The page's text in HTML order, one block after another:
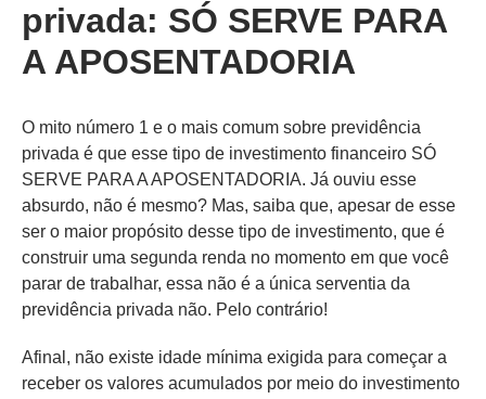
privada: SÓ SERVE PARA
A APOSENTADORIA
O mito número 1 e o mais comum sobre previdência
privada é que esse tipo de investimento financeiro SÓ
SERVE PARA A APOSENTADORIA. Já ouviu esse
absurdo, não é mesmo? Mas, saiba que, apesar de esse
ser o maior propósito desse tipo de investimento, que é
construir uma segunda renda no momento em que você
parar de trabalhar, essa não é a única serventia da
previdência privada não. Pelo contrário!
Afinal, não existe idade mínima exigida para começar a
receber os valores acumulados por meio do investimento